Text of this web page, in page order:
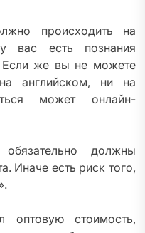
происходить на
вас есть познания
Если же вы не можете
английском, ни на
может онлайн-
должны
Иначе есть риск того,
оптовую стоимость,